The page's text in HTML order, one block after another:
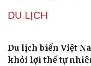
DU LỊCH
Du lịch biển Việt
khỏi lợi thế tự